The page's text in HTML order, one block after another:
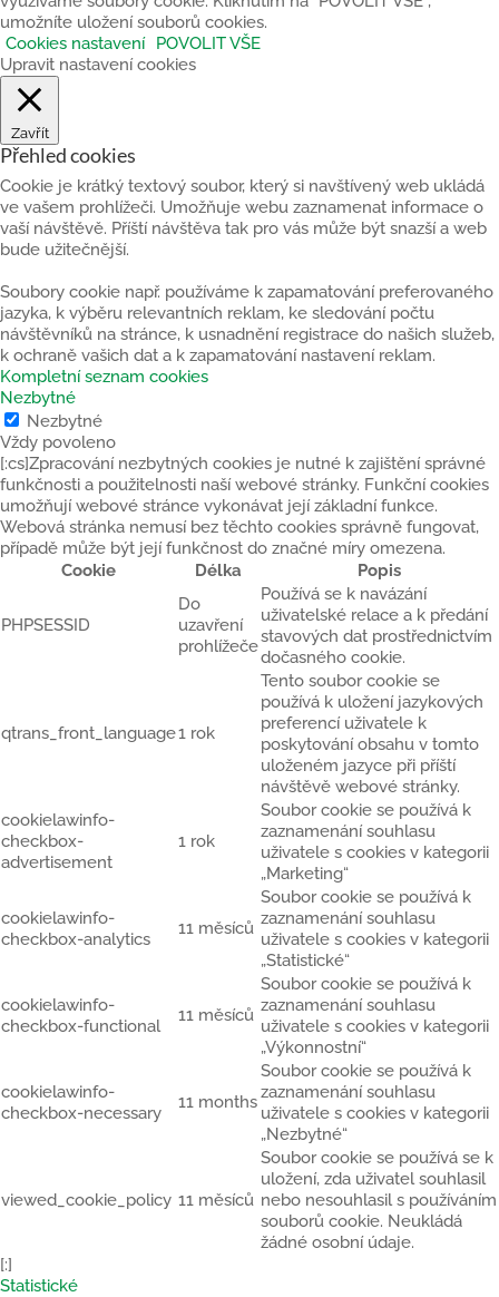
umožníte uložení souborů cookies.
Cookies nastavení
POVOLIT VŠE
Upravit nastavení cookies
Zavřít
Přehled cookies
Cookie je krátký textový soubor, který si navštívený web ukládá
ve vašem prohlížeči. Umožňuje webu zaznamenat informace o
vaší návštěvě. Příští návštěva tak pro vás může být snazší a web
bude užitečnější.
Soubory cookie např. používáme k zapamatování preferovaného
jazyka, k výběru relevantních reklam, ke sledování počtu
návštěvníků na stránce, k usnadnění registrace do našich služeb,
k ochraně vašich dat a k zapamatování nastavení reklam.
Kompletní seznam cookies
Nezbytné
Nezbytné
Vždy povoleno
[:cs]Zpracování nezbytných cookies je nutné k zajištění správné
funkčnosti a použitelnosti naší webové stránky. Funkční cookies
umožňují webové stránce vykonávat její základní funkce.
Webová stránka nemusí bez těchto cookies správně fungovat,
případě může být její funkčnost do značné míry omezena.
Cookie
Délka Popis
PHPSESSID
Do
uzavření
prohlížeče
Používá se k navázání
uživatelské relace a k předání
stavových dat prostřednictvím
dočasného cookie.
qtrans_front_language1 rok
Tento soubor cookie se
používá k uložení jazykových
preferencí uživatele k
poskytování obsahu v tomto
uloženém jazyce při příští
návštěvě webové stránky.
cookielawinfo-
checkbox-
advertisement
1 rok
Soubor cookie se používá k
zaznamenání souhlasu
uživatele s cookies v kategorii
„Marketing“
cookielawinfo-
checkbox-analytics
11 měsíců
Soubor cookie se používá k
zaznamenání souhlasu
uživatele s cookies v kategorii
„Statistické“
cookielawinfo-
checkbox-functional
11 měsíců
Soubor cookie se používá k
zaznamenání souhlasu
uživatele s cookies v kategorii
„Výkonnostní“
cookielawinfo-
checkbox-necessary
11 months
Soubor cookie se používá k
zaznamenání souhlasu
uživatele s cookies v kategorii
„Nezbytné“
viewed_cookie_policy 11 měsíců
Soubor cookie se používá se k
uložení, zda uživatel souhlasil
nebo nesouhlasil s používáním
souborů cookie. Neukládá
žádné osobní údaje.
[:]
Statistické